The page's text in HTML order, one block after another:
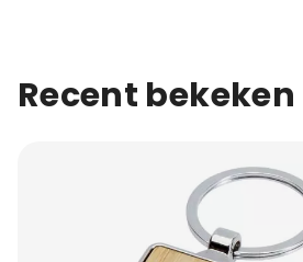
Recent bekeken